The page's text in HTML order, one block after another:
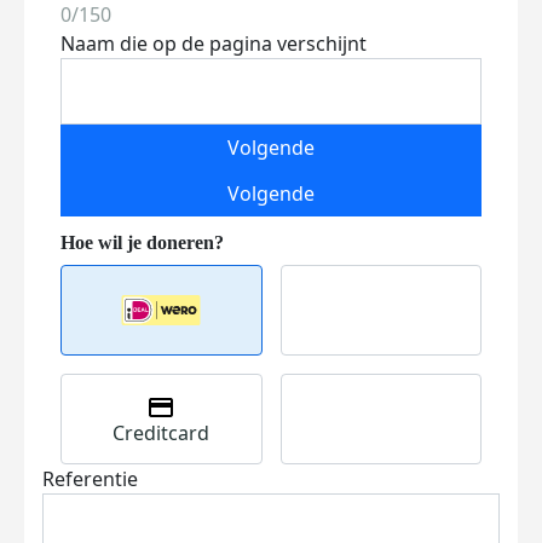
0/150
Naam die op de pagina verschijnt
Volgende
Volgende
Creditcard
Referentie